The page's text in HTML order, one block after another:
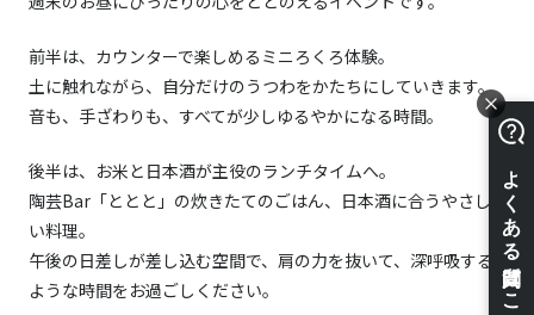
前半は、カウンターで楽しめるミニろくろ体験。
土に触れながら、自分だけのうつわをかたちにしていきます。
音も、手ざわりも、すべてが少しゆるやかになる時間。
後半は、お米と日本酒が主役のランチタイムへ。
陶芸Bar「ととと」の炊きたてのごはん、日本酒に合うやさし
い料理。
午後の日差しが差し込む空間で、肩の力を抜いて、深呼吸する
ような時間をお過ごしください。